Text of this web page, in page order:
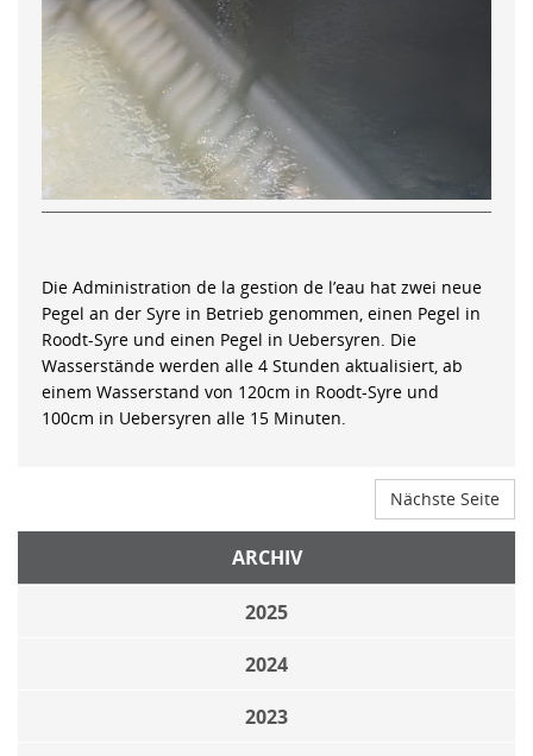
Die Administration de la gestion de l’eau hat zwei neue
Pegel an der Syre in Betrieb genommen, einen Pegel in
Roodt-Syre und einen Pegel in Uebersyren. Die
Wasserstände werden alle 4 Stunden aktualisiert, ab
einem Wasserstand von 120cm in Roodt-Syre und
100cm in Uebersyren alle 15 Minuten.
Nächste Seite
ARCHIV
2025
2024
2023